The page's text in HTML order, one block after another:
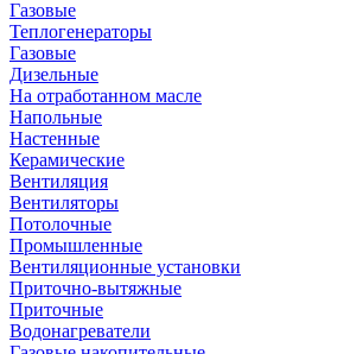
Газовые
Теплогенераторы
Газовые
Дизельные
На отработанном масле
Напольные
Настенные
Керамические
Вентиляция
Вентиляторы
Потолочные
Промышленные
Вентиляционные установки
Приточно-вытяжные
Приточные
Водонагреватели